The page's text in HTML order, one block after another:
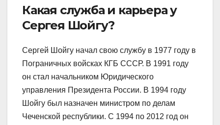
Какая служба и карьера у
Сергея Шойгу?
Сергей Шойгу начал свою службу в 1977 году в
Пограничных войсках КГБ СССР. В 1991 году
он стал начальником Юридического
управления Президента России. В 1994 году
Шойгу был назначен министром по делам
Чеченской республики. С 1994 по 2012 год он